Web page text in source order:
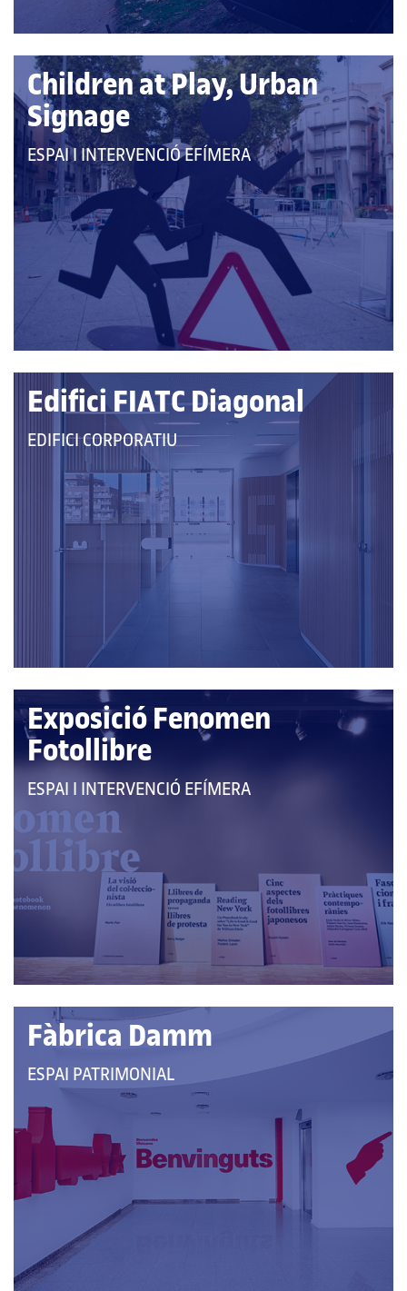
Children at Play, Urban
Signage
QUE
PERTANY
A
LES
CATEGORIES:
ESPAI I INTERVENCIÓ EFÍMERA
Edifici FIATC Diagonal
QUE
PERTANY
CATEGORIES:
EDIFICI CORPORATIU
Exposició Fenomen
Fotollibre
QUE
PERTANY
A
LES
CATEGORIES:
ESPAI I INTERVENCIÓ EFÍMERA
Fàbrica Damm
QUE
A
CATEGORIES:
ESPAI PATRIMONIAL